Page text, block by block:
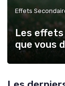
Effets
Les effets
que vous